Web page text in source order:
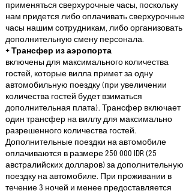
применяться сверхурочные часы, поскольку
нам придется либо оплачивать сверхурочные
часы нашим сотрудникам, либо организовать
дополнительную смену персонала.
+ Трансфер из аэропорта
включены для максимального количества
гостей, которые вилла примет за одну
автомобильную поездку (при увеличении
количества гостей будет взиматься
дополнительная плата). Трансфер включает
один трансфер на виллу для максимально
разрешенного количества гостей.
Дополнительные поездки на автомобиле
оплачиваются в размере 250 000 IDR (25
австралийских долларов) за дополнительную
поездку на автомобиле. При проживании в
течение 3 ночей и менее предоставляется